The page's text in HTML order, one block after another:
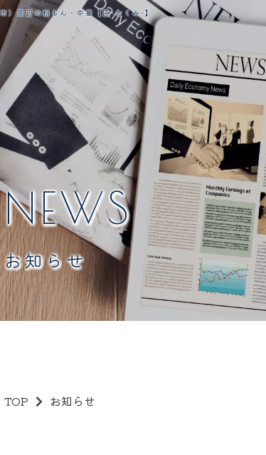
）周辺の粉もん・中華【匠-たくみ-】
NEWS
お知らせ
TOP お知らせ